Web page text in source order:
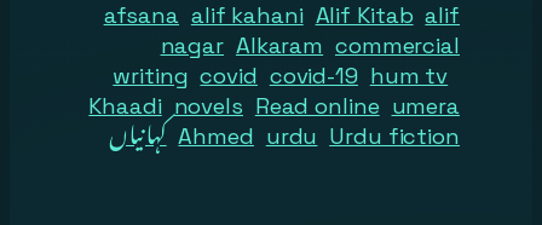
afsana alif kahani Alif Kitab alif
nagar Alkaram commercial
writing covid covid-19 hum tv
Khaadi novels Read online umera
Ahmed urdu Urdu fiction کہانیاں